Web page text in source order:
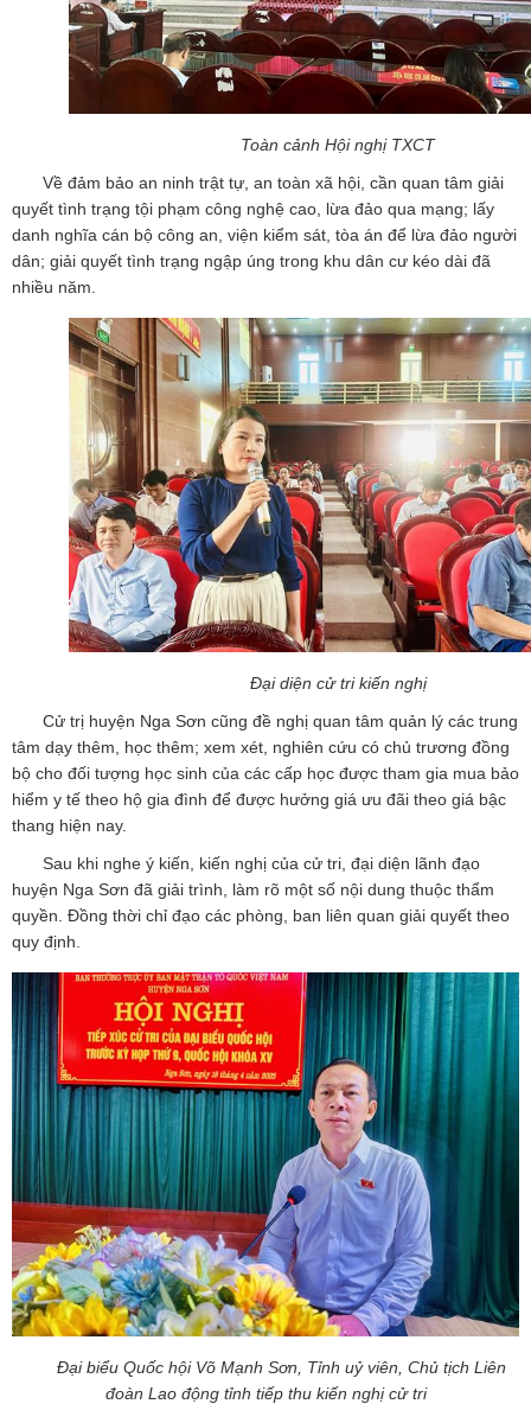
Toàn cảnh Hội nghị TXCT
Về đảm bảo an ninh trật tự, an toàn xã hội, cần quan tâm giải
quyết tình trạng tội phạm công nghệ cao, lừa đảo qua mạng; lấy
danh nghĩa cán bộ công an, viện kiểm sát, tòa án để lừa đảo người
dân; giải quyết tình trạng ngập úng trong khu dân cư kéo dài đã
nhiều năm.
Đại diện cử tri kiến nghị
Cử trị huyện Nga Sơn cũng đề nghị quan tâm quản lý các trung
tâm dạy thêm, học thêm; xem xét, nghiên cứu có chủ trương đồng
bộ cho đối tượng học sinh của các cấp học được tham gia mua bảo
hiểm y tế theo hộ gia đình để được hưởng giá ưu đãi theo giá bậc
thang hiện nay.
Sau khi nghe ý kiến, kiến nghị của cử tri, đại diện lãnh đạo
huyện Nga Sơn đã giải trình, làm rõ một số nội dung thuộc thẩm
quyền. Đồng thời chỉ đạo các phòng, ban liên quan giải quyết theo
quy định.
Đại biểu Quốc hội Võ Mạnh Sơn, Tỉnh uỷ viên, Chủ tịch Liên
đoàn Lao động tỉnh tiếp thu kiến nghị cử tri